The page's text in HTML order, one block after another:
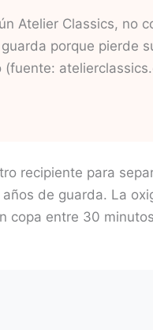
Atelier Classics, no
porque pierde
recipiente para
de guarda. La
copa entre 30